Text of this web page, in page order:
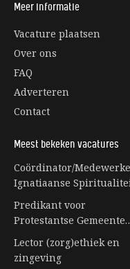
Meer informatie
Vacature plaatsen
Over ons
FAQ
Adverteren
Contact
Meest bekeken vacatures
Coördinator/
Ignatiaanse
Predikant voor
Protestantse Gemeente
Eerbeek
Lector (zorg)ethiek en
zingeving